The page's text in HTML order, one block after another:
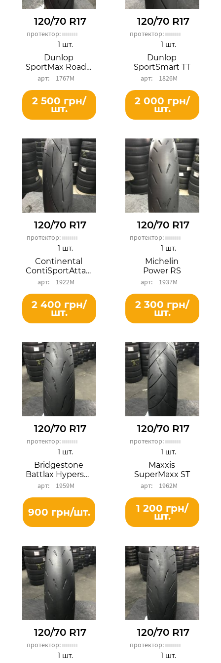
120/70 R17
протектор:
Dunlop
SportMax RoadSmart II
1767М
1 шт.
2 500 грн/
шт.
120/70 R17
протектор:
Dunlop
SportSmart TT
1826М
1 шт.
2 000 грн/
шт.
120/70 R17
протектор:
Continental
ContiSportAttack 2
1922М
1 шт.
2 400 грн/
шт.
120/70 R17
протектор:
Michelin
Power RS
1937М
1 шт.
2 300 грн/
шт.
120/70 R17
протектор:
Bridgestone
Battlax Hypersport S22F
1959М
1 шт.
900 грн/шт.
120/70 R17
протектор:
Maxxis
SuperMaxx ST
1962М
1 шт.
1 200 грн/
шт.
120/70 R17
протектор:
1 шт.
120/70 R17
протектор:
1 шт.